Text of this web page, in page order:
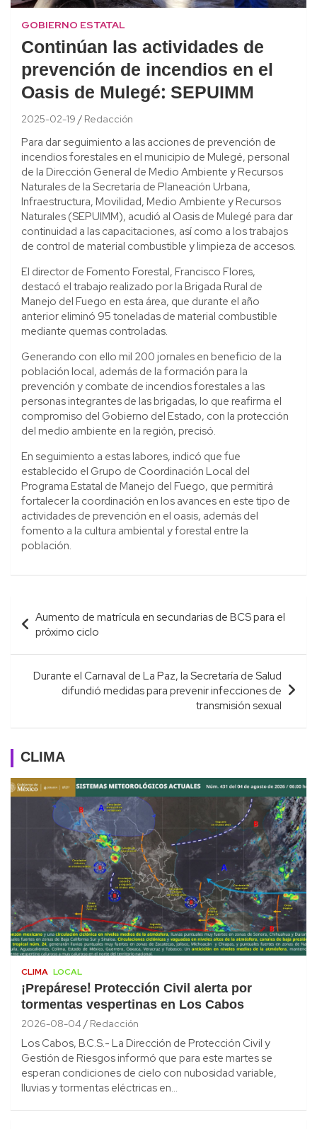
GOBIERNO ESTATAL
Continúan las actividades de
prevención de incendios en el
Oasis de Mulegé: SEPUIMM
2025-02-19 Redacción
Para dar seguimiento a las acciones de prevención de
incendios forestales en el municipio de Mulegé, personal
de la Dirección General de Medio Ambiente y Recursos
Naturales de la Secretaría de Planeación Urbana,
Infraestructura, Movilidad, Medio Ambiente y Recursos
Naturales (SEPUIMM), acudió al Oasis de Mulegé para dar
continuidad a las capacitaciones, así como a los trabajos
de control de material combustible y limpieza de accesos.
El director de Fomento Forestal, Francisco Flores,
destacó el trabajo realizado por la Brigada Rural de
Manejo del Fuego en esta área, que durante el año
anterior eliminó 95 toneladas de material combustible
mediante quemas controladas.
Generando con ello mil 200 jornales en beneficio de la
población local, además de la formación para la
prevención y combate de incendios forestales a las
personas integrantes de las brigadas, lo que reafirma el
compromiso del Gobierno del Estado, con la protección
del medio ambiente en la región, precisó.
En seguimiento a estas labores, indicó que fue
establecido el Grupo de Coordinación Local del
Programa Estatal de Manejo del Fuego, que permitirá
fortalecer la coordinación en los avances en este tipo de
actividades de prevención en el oasis, además del
fomento a la cultura ambiental y forestal entre la
población.
Navegación
de
entradas
Aumento de matrícula en secundarias de BCS para el
próximo ciclo
Durante el Carnaval de La Paz, la Secretaría de Salud
difundió medidas para prevenir infecciones de
transmisión sexual
CLIMA
CLIMA LOCAL
¡Prepárese! Protección Civil alerta por
tormentas vespertinas en Los Cabos
2026-08-04 Redacción
Los Cabos, B.C.S.- La Dirección de Protección Civil y
Gestión de Riesgos informó que para este martes se
esperan condiciones de cielo con nubosidad variable,
lluvias y tormentas eléctricas en…